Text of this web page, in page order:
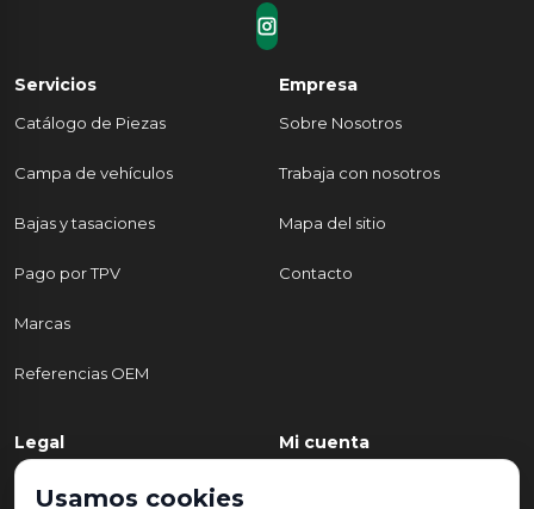
Servicios
Catálogo de Piezas
Campa de vehículos
Bajas y tasaciones
Pago por TPV
Marcas
Referencias OEM
Empresa
Sobre Nosotros
Trabaja con nosotros
Mapa del sitio
Contacto
Legal
Política de Privacidad
Mi cuenta
Usamos cookies